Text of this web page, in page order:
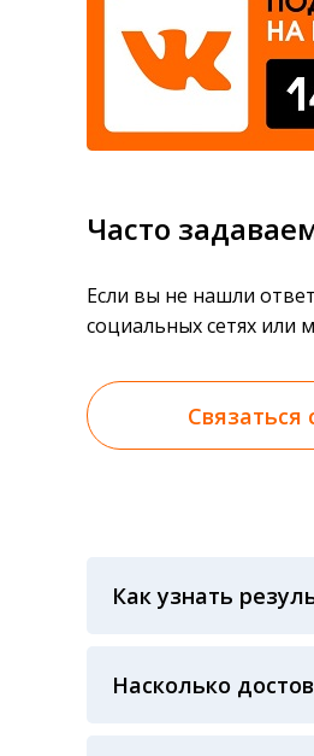
Часто
Если вы не нашли
социальных сетях или
Связаться
Как узнать
анализов при
Насколько
Гарантия качества